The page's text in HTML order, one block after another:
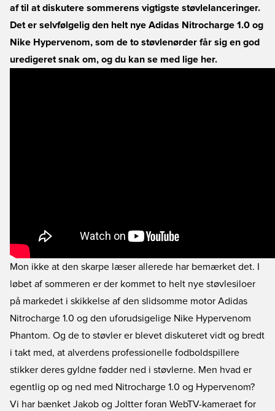
af til at diskutere sommerens vigtigste støvlelanceringer.
Det er selvfølgelig den helt nye Adidas Nitrocharge 1.0 og
Nike Hypervenom, som de to støvlenørder får sig en god
uredigeret snak om, og du kan se med lige her.
Mon ikke at den skarpe læser allerede har bemærket det. I
løbet af sommeren er der kommet to helt nye støvlesiloer
på markedet i skikkelse af den slidsomme motor Adidas
Nitrocharge 1.0 og den uforudsigelige Nike Hypervenom
Phantom. Og de to støvler er blevet diskuteret vidt og bredt
i takt med, at alverdens professionelle fodboldspillere
stikker deres gyldne fødder ned i støvlerne. Men hvad er
egentlig op og ned med Nitrocharge 1.0 og Hypervenom?
Vi har bænket Jakob og Joltter foran WebTV-kameraet for